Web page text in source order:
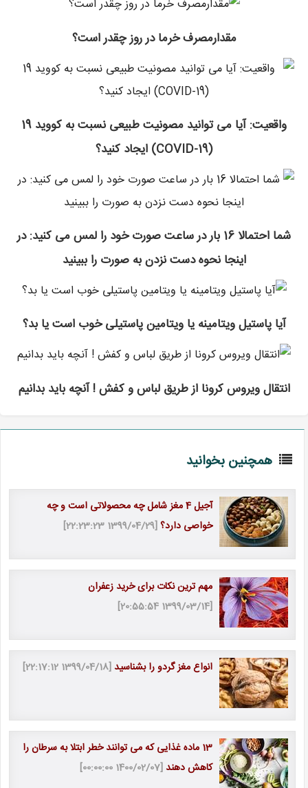
مقدارمصرف خرما در روز چقدر است؟
واقعیت: آیا می توانید مصونیت طبیعی نسبت به کووید 19
(COVID-19) ایجاد کنید؟
شما احتمالا 16 بار در ساعت صورت خود را لمس می کنید: در
اینجا نحوه دست نزدن به صورت را ببینید
آیا پاستیل ویتامینه یا ویتامین پاستیلی خوب است یا بد؟
انتقال ویروس کرونا از طریق لباس و کفش ! آنچه باید بدانیم
همچنین بخوانید
آجیل 4 مغز شامل چه محصولاتی است و چه
خواصی دارد؟[1399/04/29 22:23:23]
مهم ترین نکات برای خرید زعفران
[1399/03/14 20:55:54]
انواع مغز گردو را بشناسید[1399/04/18 22:17:12]
13 ماده غذایی که می توانند خطر ابتلا به سرطان را
کاهش دهند[1400/02/07 00:00:00]